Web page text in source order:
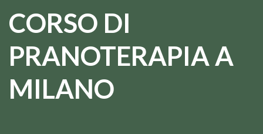
CORSO DI
PRANOTERAPIA A
MILANO